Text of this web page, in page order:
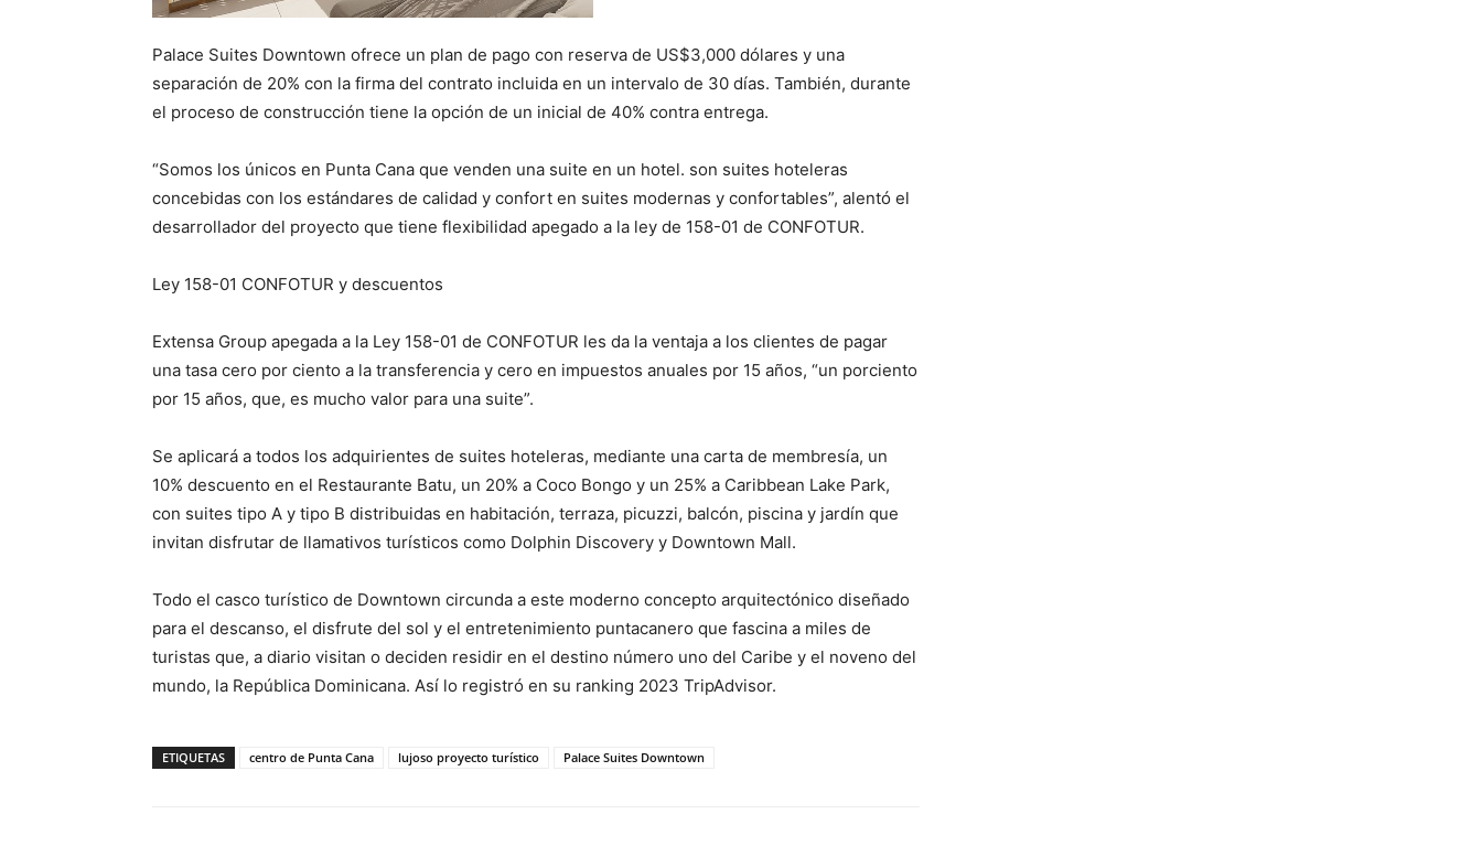
Palace Suites Downtown ofrece un plan de pago con reserva de US$3,000 dólares y una
separación de 20% con la firma del contrato incluida en un intervalo de 30 días. También, durante
el proceso de construcción tiene la opción de un inicial de 40% contra entrega.
“Somos los únicos en Punta Cana que venden una suite en un hotel. son suites hoteleras
concebidas con los estándares de calidad y confort en suites modernas y confortables”, alentó el
desarrollador del proyecto que tiene flexibilidad apegado a la ley de 158-01 de CONFOTUR.
Ley 158-01 CONFOTUR y descuentos
Extensa Group apegada a la Ley 158-01 de CONFOTUR les da la ventaja a los clientes de pagar
una tasa cero por ciento a la transferencia y cero en impuestos anuales por 15 años, “un porciento
por 15 años, que, es mucho valor para una suite”.
Se aplicará a todos los adquirientes de suites hoteleras, mediante una carta de membresía, un
10% descuento en el Restaurante Batu, un 20% a Coco Bongo y un 25% a Caribbean Lake Park,
con suites tipo A y tipo B distribuidas en habitación, terraza, picuzzi, balcón, piscina y jardín que
invitan disfrutar de llamativos turísticos como Dolphin Discovery y Downtown Mall.
Todo el casco turístico de Downtown circunda a este moderno concepto arquitectónico diseñado
para el descanso, el disfrute del sol y el entretenimiento puntacanero que fascina a miles de
turistas que, a diario visitan o deciden residir en el destino número uno del Caribe y el noveno del
mundo, la República Dominicana. Así lo registró en su ranking 2023 TripAdvisor.
ETIQUETAS centro de Punta Cana lujoso proyecto turístico Palace Suites Downtown